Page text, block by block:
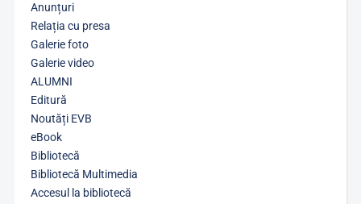
Anunțuri
Relația cu presa
Galerie foto
Galerie video
ALUMNI
Editură
Noutăți EVB
eBook
Bibliotecă
Bibliotecă Multimedia
Accesul la bibliotecă